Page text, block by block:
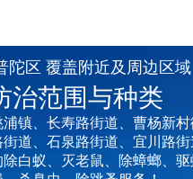
区 覆盖附近及周边
治范围与种类
镇、长寿路街道、曹杨新
道、石泉路街道、宜川路
白蚁、灭老鼠、除蟑螂、